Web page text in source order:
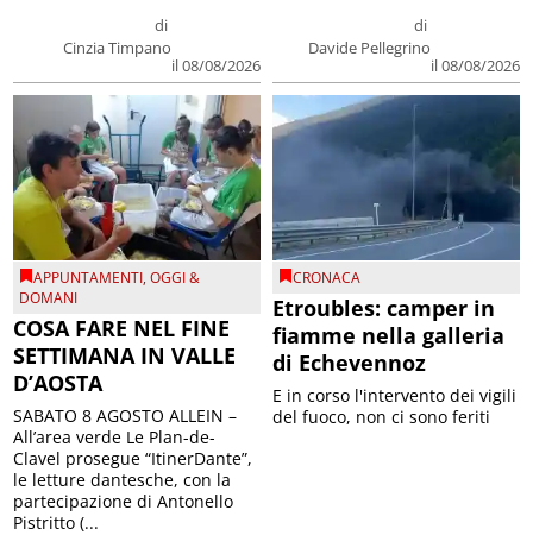
di
Cinzia Timpano
il 08/08/2026
di
Davide Pellegrino
il 08/08/2026
APPUNTAMENTI,OGGI &
DOMANI
COSA FARE NEL FINE
SETTIMANA IN VALLE
D’AOSTA
SABATO 8 AGOSTO ALLEIN –
All’area verde Le Plan-de-
Clavel prosegue “ItinerDante”,
le letture dantesche, con la
partecipazione di Antonello
Pistritto (...
CRONACA
Etroubles: camper in
fiamme nella galleria
di Echevennoz
E in corso l'intervento dei vigili
del fuoco, non ci sono feriti